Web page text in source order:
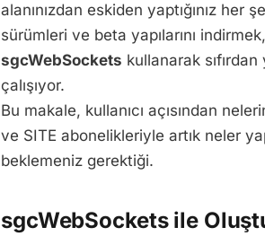
alanınızdan eskiden yaptığınız
sürümleri ve beta yapılarını
sgcWebSockets kullanarak
çalışıyor.
Bu makale, kullanıcı açısından
ve SITE abonelikleriyle artık neler
beklemeniz gerektiği.
sgcWebSockets ile